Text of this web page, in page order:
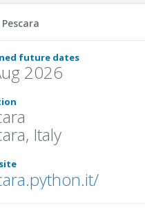
future dates
2026
Italy